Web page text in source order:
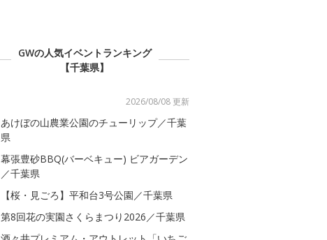
GWの人気イベントランキング
【千葉県】
2026/08/08 更新
あけぼの山農業公園のチューリップ／千葉
県
幕張豊砂BBQ(バーベキュー) ビアガーデン
／千葉県
【桜・見ごろ】平和台3号公園／千葉県
第8回花の実園さくらまつり2026／千葉県